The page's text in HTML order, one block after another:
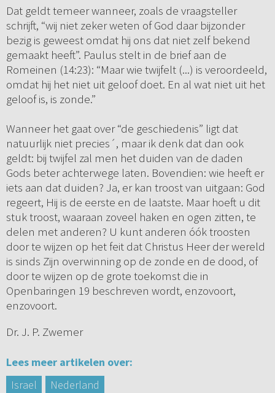
Dat geldt temeer wanneer, zoals de vraagsteller
schrijft, “wij niet zeker weten of God daar bijzonder
bezig is geweest omdat hij ons dat niet zelf bekend
gemaakt heeft”. Paulus stelt in de brief aan de
Romeinen (14:23): “Maar wie twijfelt (...) is veroordeeld,
omdat hij het niet uit geloof doet. En al wat niet uit het
geloof is, is zonde.”
Wanneer het gaat over “de geschiedenis” ligt dat
natuurlijk niet precies´, maar ik denk dat dan ook
geldt: bij twijfel zal men het duiden van de daden
Gods beter achterwege laten. Bovendien: wie heeft er
iets aan dat duiden? Ja, er kan troost van uitgaan: God
regeert, Hij is de eerste en de laatste. Maar hoeft u dit
stuk troost, waaraan zoveel haken en ogen zitten, te
delen met anderen? U kunt anderen óók troosten
door te wijzen op het feit dat Christus Heer der wereld
is sinds Zijn overwinning op de zonde en de dood, of
door te wijzen op de grote toekomst die in
Openbaringen 19 beschreven wordt, enzovoort,
enzovoort.
Dr. J. P. Zwemer
Lees meer artikelen over:
Israel
Nederland